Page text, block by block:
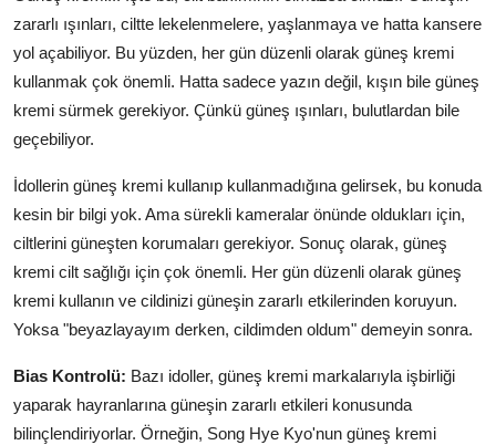
zararlı ışınları, ciltte lekelenmelere, yaşlanmaya ve hatta kansere
yol açabiliyor. Bu yüzden, her gün düzenli olarak güneş kremi
kullanmak çok önemli. Hatta sadece yazın değil, kışın bile güneş
kremi sürmek gerekiyor. Çünkü güneş ışınları, bulutlardan bile
geçebiliyor.
İdollerin güneş kremi kullanıp kullanmadığına gelirsek, bu konuda
kesin bir bilgi yok. Ama sürekli kameralar önünde oldukları için,
ciltlerini güneşten korumaları gerekiyor. Sonuç olarak, güneş
kremi cilt sağlığı için çok önemli. Her gün düzenli olarak güneş
kremi kullanın ve cildinizi güneşin zararlı etkilerinden koruyun.
Yoksa "beyazlayayım derken, cildimden oldum" demeyin sonra.
Bias Kontrolü: Bazı idoller, güneş kremi markalarıyla işbirliği
yaparak hayranlarına güneşin zararlı etkileri konusunda
bilinçlendiriyorlar. Örneğin, Song Hye Kyo'nun güneş kremi